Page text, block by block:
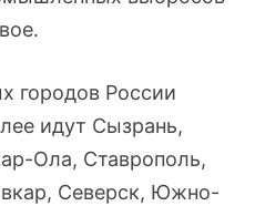
городов России
идут Сызрань,
Ола, Ставрополь,
Северск, Южно-